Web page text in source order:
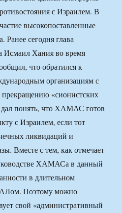
с Израилем. В
высокопоставленные
сегодня глава
Хания во время
что обратился к
организациям с
прекращению «сионистских
дал понять, что ХАМАС готов
с Израилем, если тот
ликвидаций и
Вместе с тем, как отмечает
ХАМАСа в данный
в длительном
Поэтому можно
свой «административный